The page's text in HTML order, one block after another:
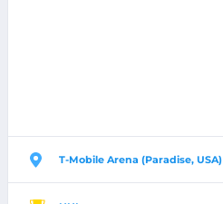
T-Mobile Arena (Paradise, USA)